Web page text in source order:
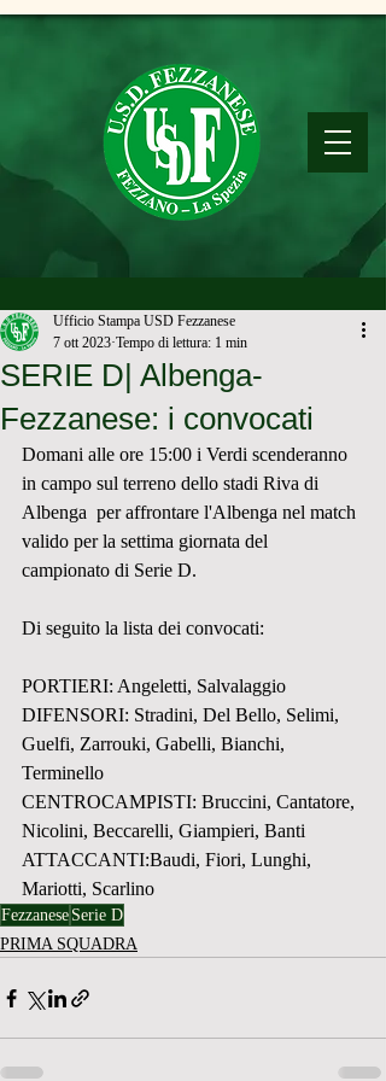
SERIE D| Albenga-
Fezzanese: i convocati
Ufficio Stampa USD Fezzanese
7 ott 2023 Tempo di lettura: 1 min
Domani alle ore 15:00 i Verdi scenderanno
in campo sul terreno dello stadi Riva di
Albenga  per affrontare l'Albenga nel match
valido per la settima giornata del
campionato di Serie D.
Di seguito la lista dei convocati:
PORTIERI: Angeletti, Salvalaggio
DIFENSORI: Stradini, Del Bello, Selimi,
Guelfi, Zarrouki, Gabelli, Bianchi,
Terminello
CENTROCAMPISTI: Bruccini, Cantatore,
Nicolini, Beccarelli, Giampieri, Banti
ATTACCANTI:Baudi, Fiori, Lunghi,
Mariotti, Scarlino
Fezzanese Serie D
PRIMA SQUADRA